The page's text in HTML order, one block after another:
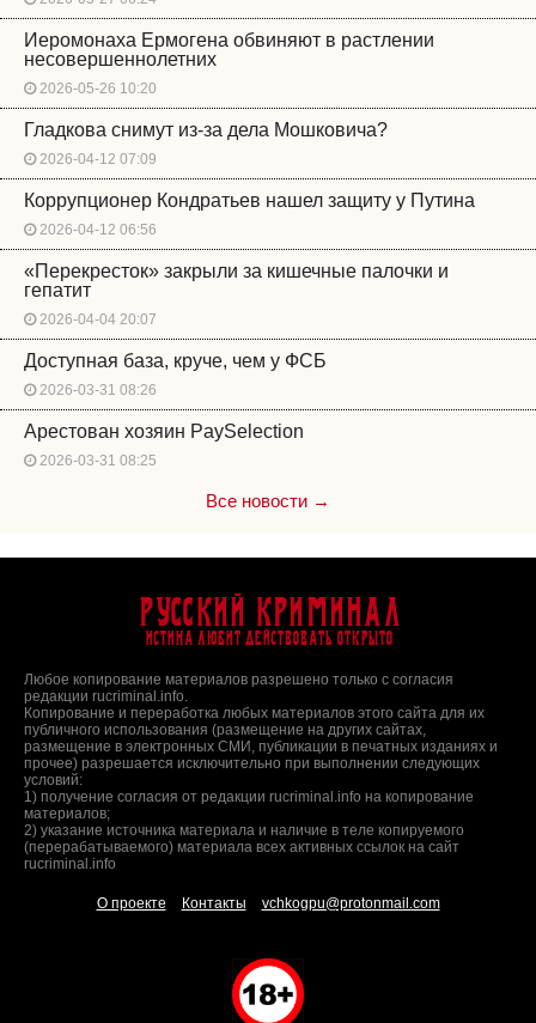
Иеромонаха Ермогена обвиняют в растлении
несовершеннолетних
2026-05-26 10:20
Гладкова снимут из-за дела Мошковича?
2026-04-12 07:09
Коррупционер Кондратьев нашел защиту у Путина
2026-04-12 06:56
«Перекресток» закрыли за кишечные палочки и
гепатит
2026-04-04 20:07
Доступная база, круче, чем у ФСБ
2026-03-31 08:26
Арестован хозяин PaySelection
2026-03-31 08:25
Все новости →
Русский Криминал
Истина любит действовать открыто
Любое копирование материалов разрешено только с согласия
редакции rucriminal.info.
Копирование и переработка любых материалов этого сайта для их
публичного использования (размещение на других сайтах,
размещение в электронных СМИ, публикации в печатных изданиях и
прочее) разрешается исключительно при выполнении следующих
условий:
1) получение согласия от редакции rucriminal.info на копирование
материалов;
2) указание источника материала и наличие в теле копируемого
(перерабатываемого) материала всех активных ссылок на сайт
rucriminal.info
О проекте Контакты vchkogpu@protonmail.com